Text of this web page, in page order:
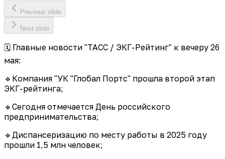
Previous slide
Next slide
🗓 Главные новости "ТАСС / ЭКГ-Рейтинг" к вечеру 26
мая:
🔹Компания "УК "Глобал Портс" прошла второй этап
ЭКГ-рейтинга;
🔹Сегодня отмечается День российского
предпринимательства;
🔹Диспансеризацию по месту работы в 2025 году
прошли 1,5 млн человек;